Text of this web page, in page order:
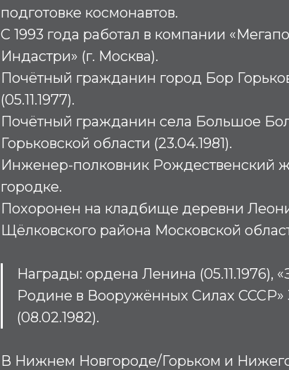
подготовке космонавтов.
С 1993 года работал в компании
Индастри» (г. Москва).
Почётный гражданин город Бор
(05.11.1977).
Почётный гражданин села Большое
Горьковской области (23.04.1981).
Инженер-полковник Рождественский
городке.
Похоронен на кладбище деревни
Щёлковского района Московской
Награды: ордена Ленина (05.11.1976),
Родине в Вооружённых Силах СССР»
(08.02.1982).
В Нижнем Новгороде/Горьком и